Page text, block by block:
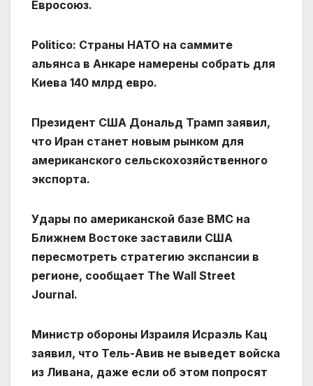
Евросоюз.
Politico: Страны НАТО на саммите
альянса в Анкаре намерены собрать для
Киева 140 млрд евро.
Президент США Дональд Трамп заявил,
что Иран станет новым рынком для
американского сельскохозяйственного
экспорта.
Удары по американской базе ВМС на
Ближнем Востоке заставили США
пересмотреть стратегию экспансии в
регионе, сообщает The Wall Street
Journal.
Министр обороны Израиля Исраэль Кац
заявил, что Тель-Авив не выведет войска
из Ливана, даже если об этом попросят